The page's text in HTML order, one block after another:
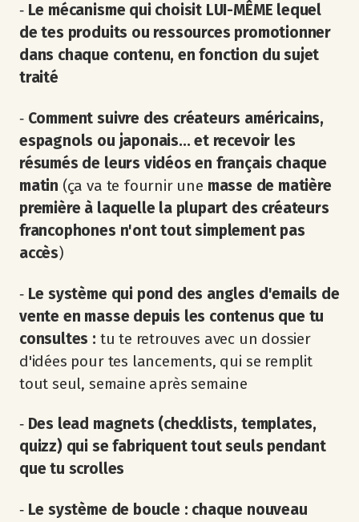
‐ Le mécanisme qui choisit LUI-MÊME lequel
de tes produits ou ressources promotionner
dans chaque contenu, en fonction du sujet
traité
‐ Comment suivre des créateurs américains,
espagnols ou japonais... et recevoir les
résumés de leurs vidéos en français chaque
matin (ça va te fournir une masse de matière
première à laquelle la plupart des créateurs
francophones n'ont tout simplement pas
accès)
‐ Le système qui pond des angles d'emails de
vente en masse depuis les contenus que tu
consultes : tu te retrouves avec un dossier
d'idées pour tes lancements, qui se remplit
tout seul, semaine après semaine
‐ Des lead magnets (checklists, templates,
quizz) qui se fabriquent tout seuls pendant
que tu scrolles
‐ Le système de boucle : chaque nouveau